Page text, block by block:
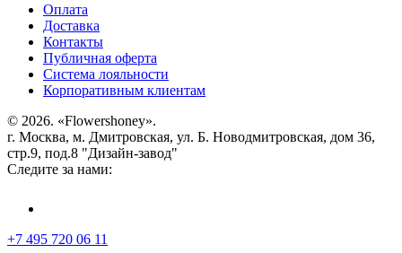
Оплата
Доставка
Контакты
Публичная оферта
Система лояльности
Корпоративным клиентам
© 2026. «Flowershoney».
г. Москва, м. Дмитровская, ул. Б. Новодмитровская, дом 36,
стр.9, под.8 "Дизайн-завод"
Следите за нами:
+7 495 720 06 11